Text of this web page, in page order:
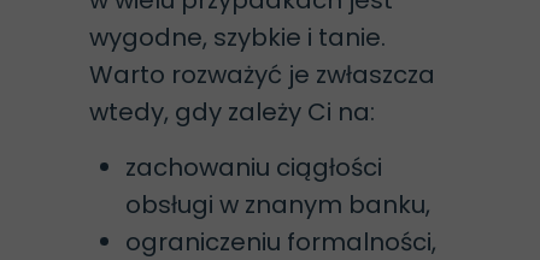
wygodne, szybkie i tanie.
Warto rozważyć je zwłaszcza
wtedy, gdy zależy Ci na:
zachowaniu ciągłości
obsługi w znanym banku,
ograniczeniu formalności,